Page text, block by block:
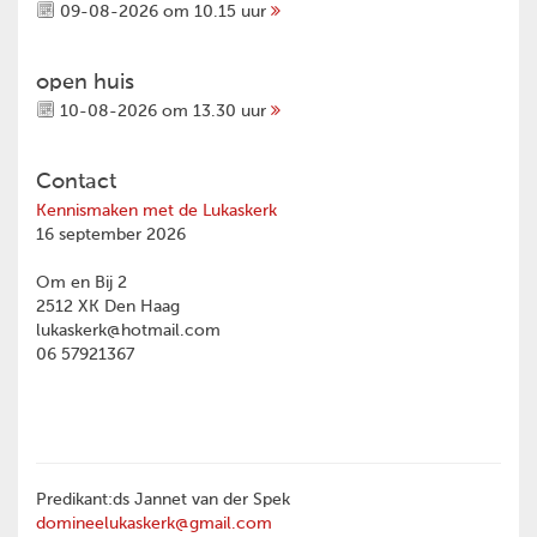
09-08-2026 om 10.15 uur
open huis
10-08-2026 om 13.30 uur
Contact
Kennismaken met de Lukaskerk
16 september 2026
Om en Bij 2
2512 XK Den Haag
lukaskerk@hotmail.com
06 57921367
Predikant:ds Jannet van der Spek
domineelukaskerk@gmail.com